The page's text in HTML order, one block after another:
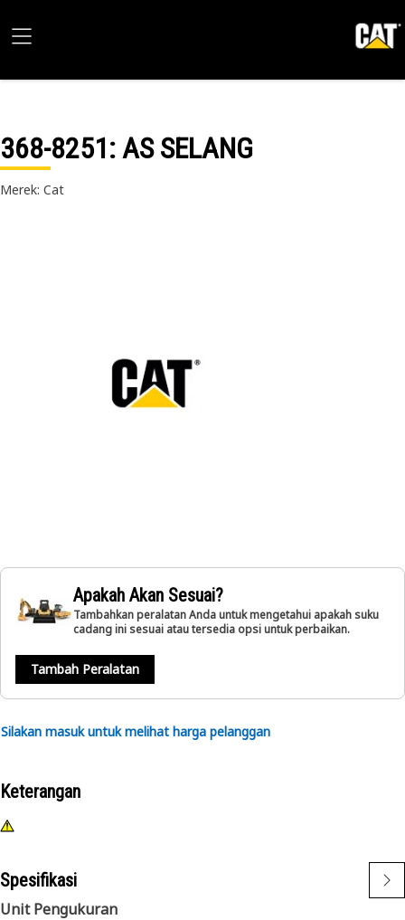
368-8251: AS SELANG
Merek: Cat
Apakah Akan Sesuai?
Tambahkan peralatan Anda untuk mengetahui apakah suku
cadang ini sesuai atau tersedia opsi untuk perbaikan.
Tambah Peralatan
Silakan masuk untuk melihat harga pelanggan
Keterangan
Spesifikasi
Unit Pengukuran